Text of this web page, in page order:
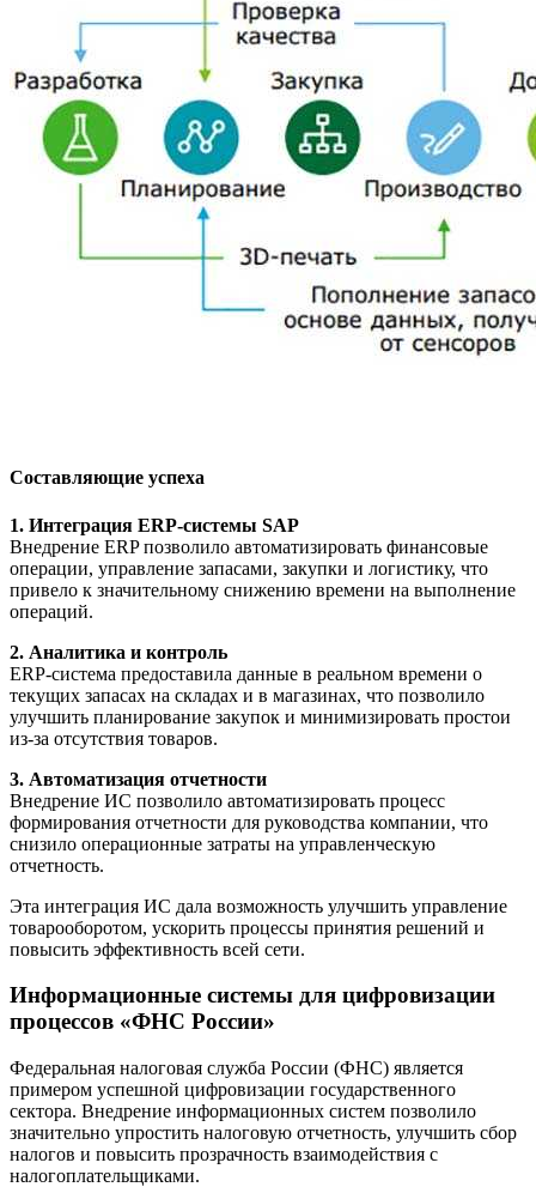
Составляющие успеха
1. Интеграция ERP-системы SAP
Внедрение ERP позволило автоматизировать финансовые
операции, управление запасами, закупки и логистику, что
привело к значительному снижению времени на выполнение
операций.
2. Аналитика и контроль
ERP-система предоставила данные в реальном времени о
текущих запасах на складах и в магазинах, что позволило
улучшить планирование закупок и минимизировать простои
из-за отсутствия товаров.
3. Автоматизация отчетности
Внедрение ИС позволило автоматизировать процесс
формирования отчетности для руководства компании, что
снизило операционные затраты на управленческую
отчетность.
Эта интеграция ИС дала возможность улучшить управление
товарооборотом, ускорить процессы принятия решений и
повысить эффективность всей сети.
Информационные системы для цифровизации
процессов «ФНС России»
Федеральная налоговая служба России (ФНС) является
примером успешной цифровизации государственного
сектора. Внедрение информационных систем позволило
значительно упростить налоговую отчетность, улучшить сбор
налогов и повысить прозрачность взаимодействия с
налогоплательщиками.